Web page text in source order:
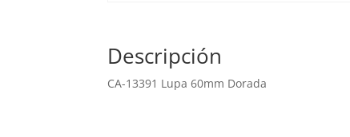
Descripción
CA-13391 Lupa 60mm Dorada